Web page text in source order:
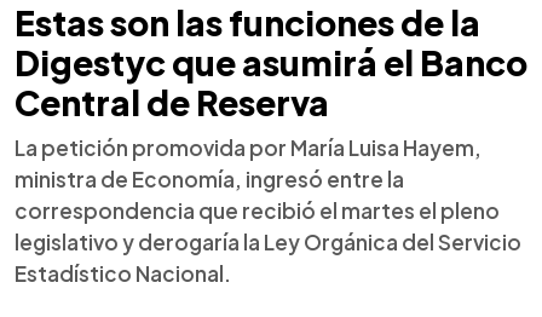
Estas son las funciones de la
Digestyc que asumirá el Banco
Central de Reserva
La petición promovida por María Luisa Hayem,
ministra de Economía, ingresó entre la
correspondencia que recibió el martes el pleno
legislativo y derogaría la Ley Orgánica del Servicio
Estadístico Nacional.